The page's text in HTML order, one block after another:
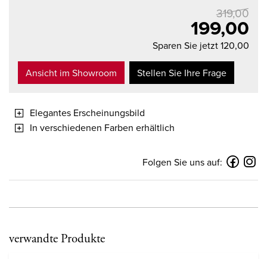
319,00
199,00
Sparen Sie jetzt 120,00
Ansicht im Showroom Stellen Sie Ihre Frage
Elegantes Erscheinungsbild
In verschiedenen Farben erhältlich
Folgen Sie uns auf:
verwandte Produkte